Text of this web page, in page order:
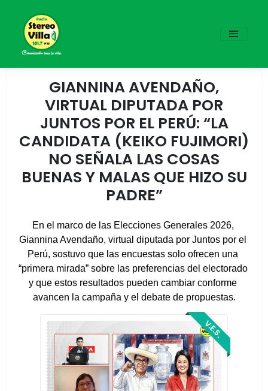
GIANNINA AVENDAÑO,
VIRTUAL DIPUTADA POR
JUNTOS POR EL PERÚ: “LA
CANDIDATA (KEIKO FUJIMORI)
NO SEÑALA LAS COSAS
BUENAS Y MALAS QUE HIZO SU
PADRE”
En el marco de las Elecciones Generales 2026,
Giannina Avendaño, virtual diputada por Juntos por el
Perú, sostuvo que las encuestas solo ofrecen una
“primera mirada” sobre las preferencias del electorado
y que estos resultados pueden cambiar conforme
avancen la campaña y el debate de propuestas.
V.E.S.